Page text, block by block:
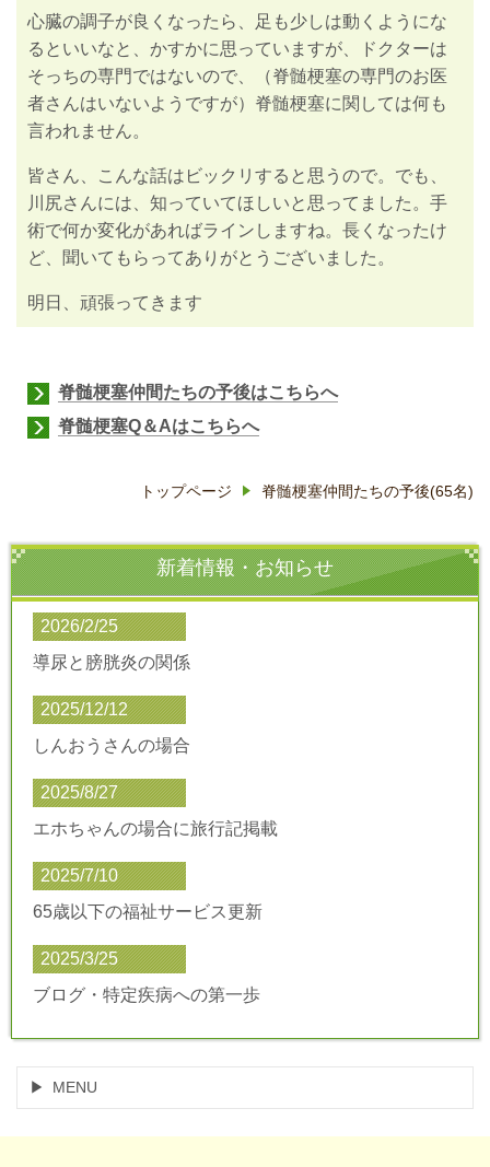
心臓の調子が良くなったら、足も少しは動くようにな
るといいなと、かすかに思っていますが、ドクターは
そっちの専門ではないので、（脊髄梗塞の専門のお医
者さんはいないようですが）脊髄梗塞に関しては何も
言われません。
皆さん、こんな話はビックリすると思うので。でも、
川尻さんには、知っていてほしいと思ってました。手
術で何か変化があればラインしますね。長くなったけ
ど、聞いてもらってありがとうございました。
明日、頑張ってきます
脊髄梗塞仲間たちの予後はこちらへ
脊髄梗塞Q＆Aはこちらへ
トップページ 脊髄梗塞仲間たちの予後(65名)
新着情報・お知らせ
2026/2/25
導尿と膀胱炎の関係
2025/12/12
しんおうさんの場合
2025/8/27
エホちゃんの場合に旅行記掲載
2025/7/10
65歳以下の福祉サービス更新
2025/3/25
ブログ・特定疾病への第一歩
MENU